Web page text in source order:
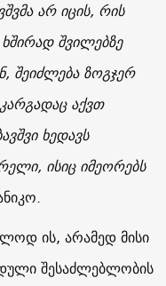
არ იცის, რის
შვილებზე
შეიძლება ზოგჯერ
აქვთ
ხედავს
ისიც იმეორებს
ის, არამედ მისი
შესაძლებლობის